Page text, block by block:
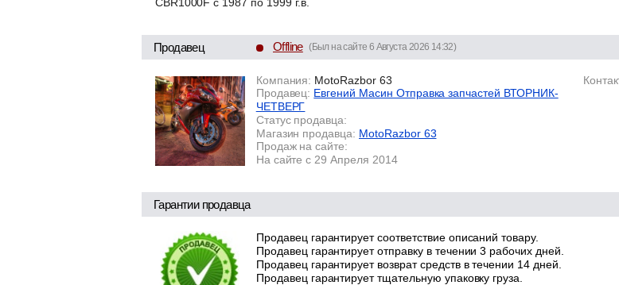
Продавец Offline (Был на сайте 6 Августа 2026 14:32)
Компания: MotoRazbor 63
Продавец: Евгений Масин Отправка запчастей ВТОРНИК-
ЧЕТВЕРГ
Статус продавца:
Магазин продавца: MotoRazbor 63
Продаж на сайте:
На сайте с 29 Апреля 2014
Гарантии продавца
Продавец гарантирует соответствие описаний товару.
Продавец гарантирует отправку в течении 3 рабочих дней.
Продавец гарантирует возврат средств в течении 14 дней.
Продавец гарантирует тщательную упаковку груза.